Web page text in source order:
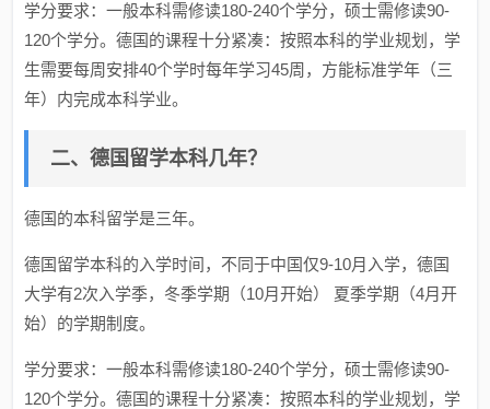
学分要求：一般本科需修读180-240个学分，硕士需修读90-
120个学分。德国的课程十分紧凑：按照本科的学业规划，学
生需要每周安排40个学时每年学习45周，方能标准学年（三
年）内完成本科学业。
二、德国留学本科几年？
德国的本科留学是三年。
德国留学本科的入学时间，不同于中国仅9-10月入学，德国
大学有2次入学季，冬季学期（10月开始） 夏季学期（4月开
始）的学期制度。
学分要求：一般本科需修读180-240个学分，硕士需修读90-
120个学分。德国的课程十分紧凑：按照本科的学业规划，学